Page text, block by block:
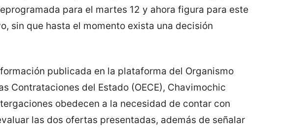
para el martes 12 y ahora figura para este
sin que hasta el momento exista una decisión
publicada en la plataforma del Organismo
Contrataciones del Estado (OECE), Chavimochic
obedecen a la necesidad de contar con
las dos ofertas presentadas, además de señalar